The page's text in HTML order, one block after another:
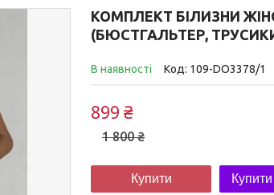
КОМПЛЕКТ БІЛИЗНИ
(БЮСТГАЛЬТЕР,
В наявності Код: 109-DO3378/1
1 800 ₴
899 ₴
Купити Купити